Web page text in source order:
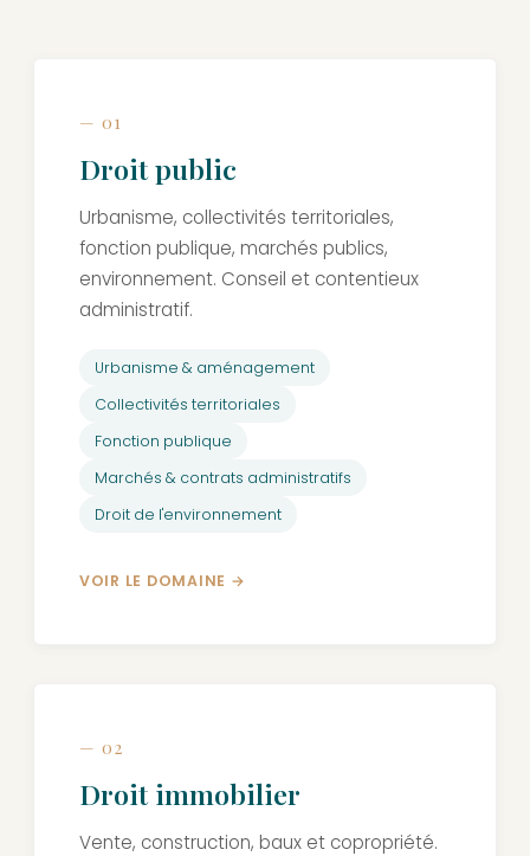
— 01
Droit public
Urbanisme, collectivités territoriales,
fonction publique, marchés publics,
environnement. Conseil et contentieux
administratif.
Urbanisme & aménagement
Collectivités territoriales
Fonction publique
Marchés & contrats administratifs
Droit de l'environnement
VOIR LE DOMAINE
— 02
Droit immobilier
Vente, construction, baux et copropriété.